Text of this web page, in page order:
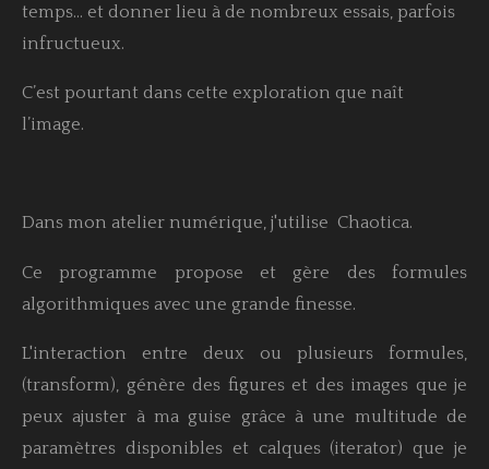
temps… et donner lieu à de nombreux essais, parfois
infructueux.
C’est pourtant dans cette exploration que naît
l’image.
Dans mon atelier numérique, j'utilise Chaotica.
Ce programme propose et gère des formules
algorithmiques avec une grande finesse.
L'interaction entre deux ou plusieurs formules,
(transform), génère des figures et des images que je
peux ajuster à ma guise grâce à une multitude de
paramètres disponibles et calques (iterator) que je